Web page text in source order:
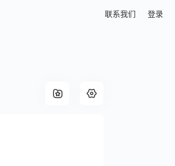
联系我们 登录